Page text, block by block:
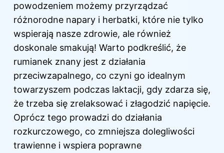
powodzeniem możemy przyrządzać
różnorodne napary i herbatki, które nie tylko
wspierają nasze zdrowie, ale również
doskonale smakują! Warto podkreślić, że
rumianek znany jest z działania
przeciwzapalnego, co czyni go idealnym
towarzyszem podczas laktacji, gdy zdarza się,
że trzeba się zrelaksować i złagodzić napięcie.
Oprócz tego prowadzi do działania
rozkurczowego, co zmniejsza dolegliwości
trawienne i wspiera poprawne